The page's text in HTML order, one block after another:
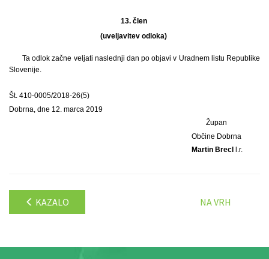
13. člen
(uveljavitev odloka)
Ta odlok začne veljati naslednji dan po objavi v Uradnem listu Republike
Slovenije.
Št. 410-0005/2018-26(5)
Dobrna, dne 12. marca 2019
Župan
Občine Dobrna
Martin Brecl
l.r.
KAZALO NA VRH